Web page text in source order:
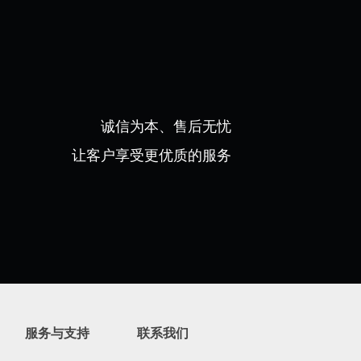
诚信为本、售后无忧
让客户享受更优质的服务
服务与支持 联系我们